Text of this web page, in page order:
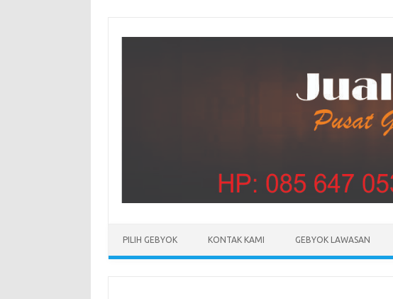
PILIH GEBYOK KONTAK KAMI GEBYOK LAWASAN